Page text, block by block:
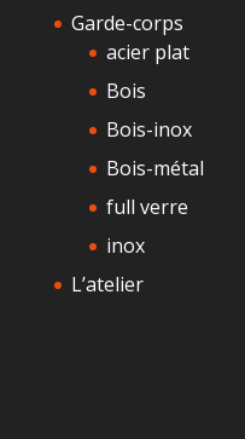
Garde-corps
acier plat
Bois
Bois-inox
Bois-métal
full verre
inox
L’atelier